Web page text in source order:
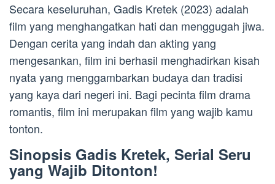
Secara keseluruhan, Gadis Kretek (2023) adalah
film yang menghangatkan hati dan menggugah jiwa.
Dengan cerita yang indah dan akting yang
mengesankan, film ini berhasil menghadirkan kisah
nyata yang menggambarkan budaya dan tradisi
yang kaya dari negeri ini. Bagi pecinta film drama
romantis, film ini merupakan film yang wajib kamu
tonton.
Sinopsis Gadis Kretek, Serial Seru
yang Wajib Ditonton!